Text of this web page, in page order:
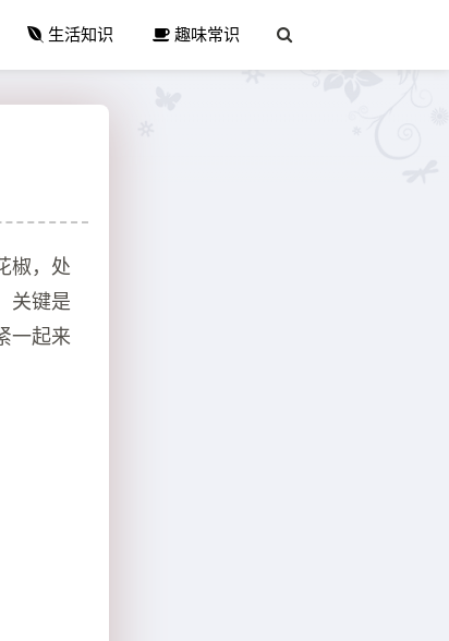
生活知识 趣味常识
椒，处
关键是
一起来